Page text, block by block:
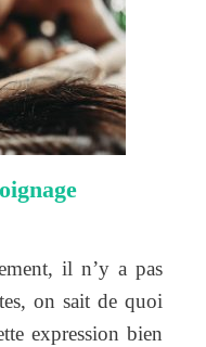
il n’y a pas
on sait de quoi
expression bien